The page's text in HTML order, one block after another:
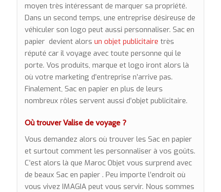
moyen très intéressant de marquer sa propriété.
Dans un second temps, une entreprise désireuse de
véhiculer son logo peut aussi personnaliser. Sac en
papier devient alors un objet publicitaire très
réputé car il voyage avec toute personne qui le
porte. Vos produits, marque et logo iront alors là
où votre marketing d’entreprise n’arrive pas.
Finalement, Sac en papier en plus de leurs
nombreux rôles servent aussi d’objet publicitaire.
Où trouver Valise de voyage ?
Vous demandez alors où trouver les Sac en papier
et surtout comment les personnaliser à vos goûts.
C’est alors là que Maroc Objet vous surprend avec
de beaux Sac en papier . Peu importe l’endroit où
vous vivez IMAGIA peut vous servir. Nous sommes